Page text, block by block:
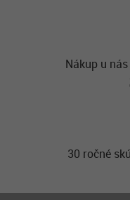
Nákup u
30 ročné